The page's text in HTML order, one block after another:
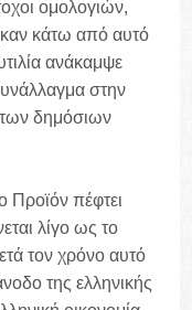
ομολογιών,
κάτω από αυτό
ανάκαμψε
στην
δημόσιων
Προϊόν πέφτει
λίγο ως το
τον χρόνο αυτό
της ελληνικής